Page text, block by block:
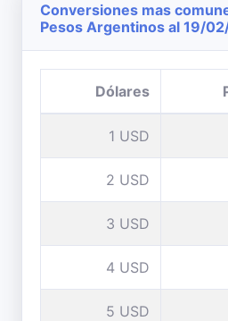
Conversiones mas
Pesos Argentinos al 19/
Dólares
1 USD
2 USD
3 USD
4 USD
5 USD